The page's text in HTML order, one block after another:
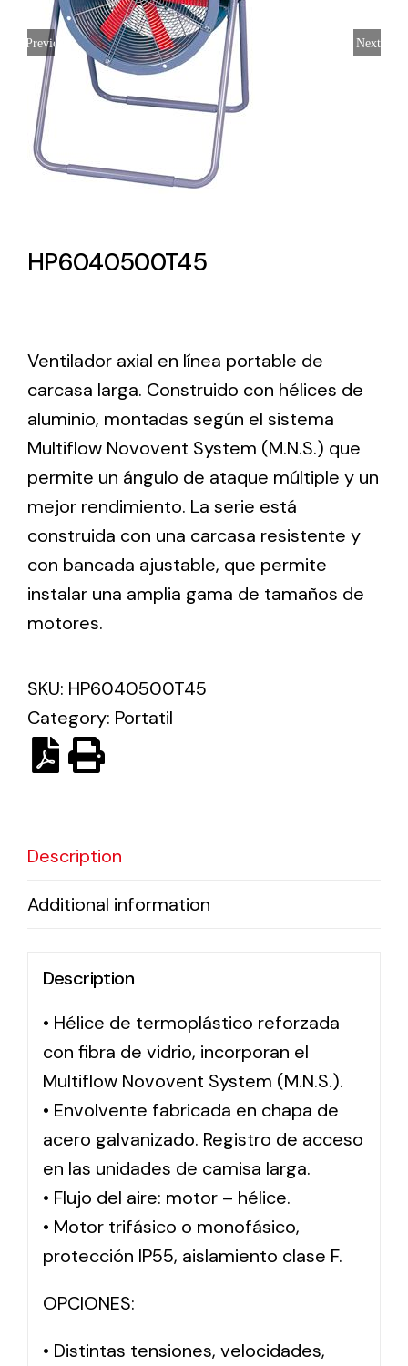
Lighting and Electrical
Equipment
Complete solutions in lighting and electrical
material for each project and need
Ventilation
The incorporation of Novovent into the group
meant a greater offer of ventilation products for
different uses
Iluminación Solar
Variedad de soluciones solares para todo tipo
de necesidades.
Solar lighting
Variety of solar solutions for all kinds of needs.
Previous Next
HP6040500T45
Ventilador axial en línea portable de
carcasa larga. Construido con hélices de
aluminio, montadas según el sistema
Multiflow Novovent System (M.N.S.) que
permite un ángulo de ataque múltiple y un
mejor rendimiento. La serie está
construida con una carcasa resistente y
con bancada ajustable, que permite
instalar una amplia gama de tamaños de
motores.
SKU: HP6040500T45
Category: Portatil
Description
Additional information
Description
• Hélice de termoplástico reforzada
con fibra de vidrio, incorporan el
Multiflow Novovent System (M.N.S.).
• Envolvente fabricada en chapa de
acero galvanizado. Registro de acceso
en las unidades de camisa larga.
• Flujo del aire: motor – hélice.
• Motor trifásico o monofásico,
protección IP55, aislamiento clase F.
OPCIONES:
• Distintas tensiones, velocidades,